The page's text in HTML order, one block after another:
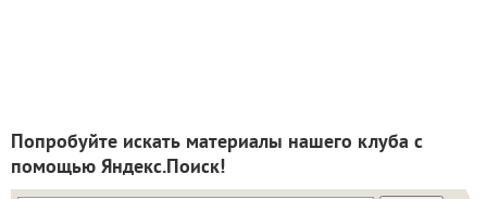
Попробуйте искать материалы нашего клуба с
помощью Яндекс.Поиск!